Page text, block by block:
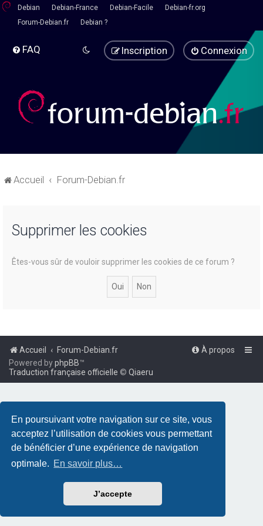
En poursuivant votre navigation sur ce site, vous
acceptez l’utilisation de cookies vous permettant
de bénéficier d’une expérience de navigation
optimale. En savoir plus…
J’accepte
Debian Debian-France Debian-Facile
Debian-fr.org
Forum-Debian.fr
Debian ?
FAQ Connexion
Inscription
Accueil Forum-Debian.fr
Supprimer les cookies
Êtes-vous sûr de vouloir supprimer les cookies de ce forum ?
Accueil Forum-Debian.fr
À propos
Powered byphpBB™
Traduction française officielle © Qiaeru